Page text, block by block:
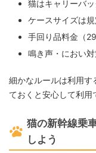
猫はキャリーバ
ケースサイズは
手回り品料金（
鳴き声・におい
細かなルールは利用す
ておくと安心して利用
猫の新幹線乗
しよう